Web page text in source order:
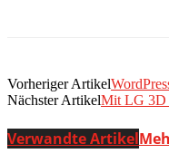
Vorheriger Artikel
Nächster ArtikelMit LG 3D
Verwandte Artikel